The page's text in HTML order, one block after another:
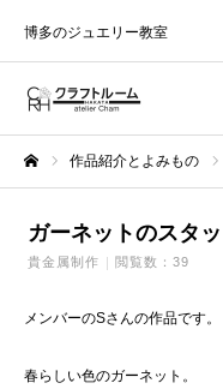
博多のジュエリー教室
作品紹介とよみもの
ガーネットのスタ
貴金属制作 閲覧数：39
メンバーのSさんの作品です。
春らしい色のガーネット。